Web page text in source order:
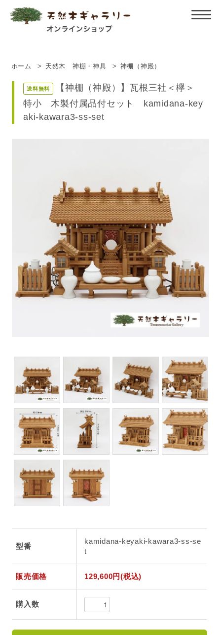
ホーム > 天然木 神棚・神具 > 神棚（神殿）
送料無料
【神棚（神殿）】瓦根三社＜欅＞
特小 木製付属品付セット kamidana-key
aki-kawara3-ss-set
型番
kamidana-keyaki-kawara3-ss-se
t
販売価格 129,600円(税込)
購入数